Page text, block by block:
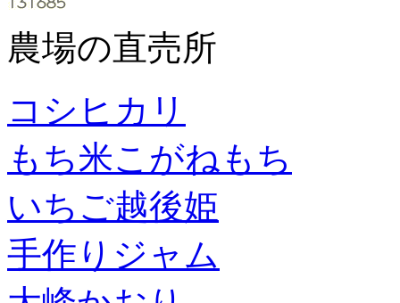
農場の直売所
コシヒカリ
もち米こがねもち
いちご越後姫
手作りジャム